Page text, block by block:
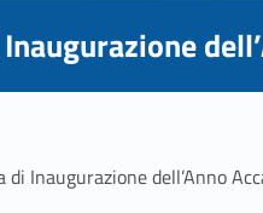
di Inaugurazione dell’Anno